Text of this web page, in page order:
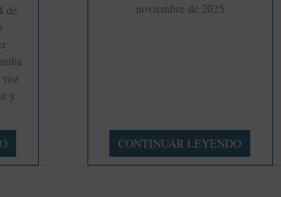
de
y
noviembre de 2025
Todo
esto
CONTINUAR LEYENDO